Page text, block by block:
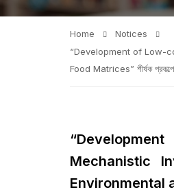
Home
Notices
“Development of Low-
Food Matrices” শীর্ষক
Mechanistic
Environmental